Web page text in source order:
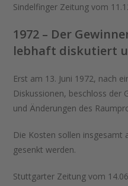
Sindelfinger Zeitung vom
1972 – Der
lebhaft diskutiert
Erst am 13. Juni 1972, nach
Diskussionen, beschloss der
und Änderungen des
Die Kosten sollen insgesamt
gesenkt werden.
Stuttgarter Zeitung vom